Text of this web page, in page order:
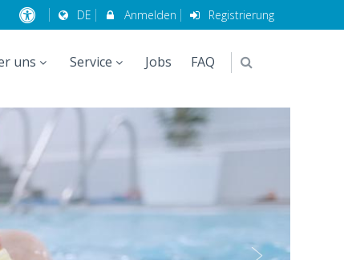
DE Anmelden Registrierung
uns Service Jobs FAQ